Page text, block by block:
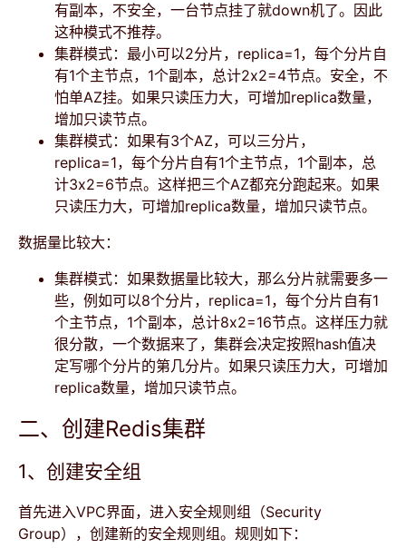
有副本，不安全，一台节点挂了就down机了。因此
这种模式不推荐。
集群模式：最小可以2分片，replica=1，每个分片自
有1个主节点，1个副本，总计2x2=4节点。安全，不
怕单AZ挂。如果只读压力大，可增加replica数量，
增加只读节点。
集群模式：如果有3个AZ，可以三分片，
replica=1，每个分片自有1个主节点，1个副本，总
计3x2=6节点。这样把三个AZ都充分跑起来。如果
只读压力大，可增加replica数量，增加只读节点。
数据量比较大：
集群模式：如果数据量比较大，那么分片就需要多一
些，例如可以8个分片，replica=1，每个分片自有1
个主节点，1个副本，总计8x2=16节点。这样压力就
很分散，一个数据来了，集群会决定按照hash值决
定写哪个分片的第几分片。如果只读压力大，可增加
replica数量，增加只读节点。
二、创建Redis集群
1、创建安全组
首先进入VPC界面，进入安全规则组（Security
Group），创建新的安全规则组。规则如下：